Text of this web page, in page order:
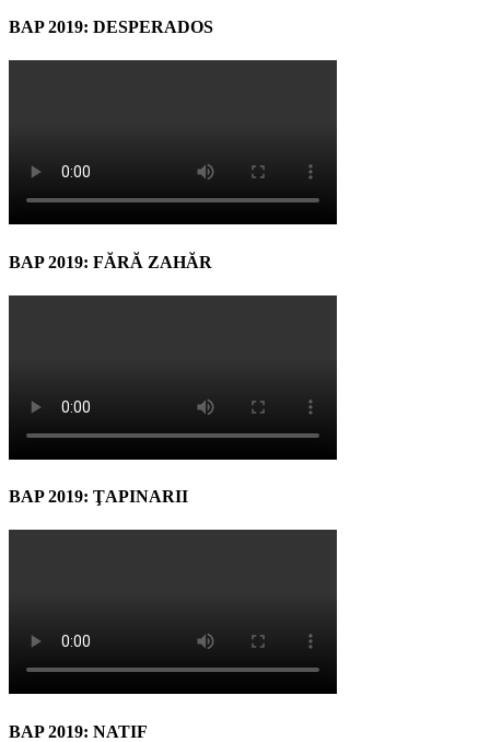
BAP 2019: DESPERADOS
BAP 2019: FĂRĂ ZAHĂR
BAP 2019: ŢAPINARII
BAP 2019: NATIF